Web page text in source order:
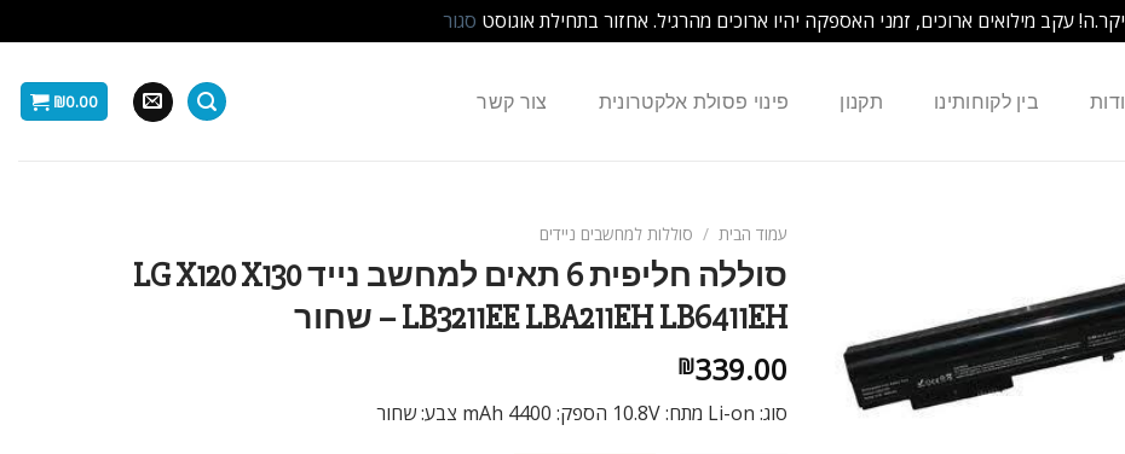
עקב מילואים ארוכים, זמני האספקה יהיו ארוכים מהרגיל. אחזור בתחילת אוגוסט סגור
בין לקוחותינו תקנון פינוי פסולת אלקטרונית צור קשר ₪0.00
עמוד הבית / סוללות למחשבים ניידים
סוללה חליפית 6 תאים למחשב נייד LG X120 X130
LB3211EE LBA211EH LB6411EH – שחור
₪339.00
סוג: Li-on מתח: 10.8V הספק: 4400 mAh צבע: שחור